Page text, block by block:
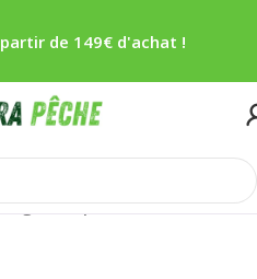
de 149€ d'achat !
/Lampes ÉCLAIRAGE